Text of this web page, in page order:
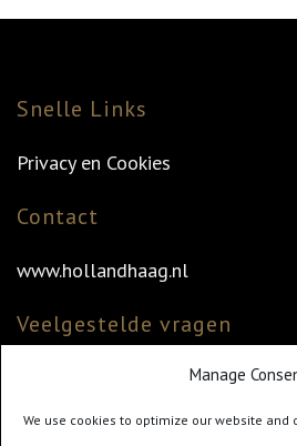
Manage
We use cookies to optimize our website and
Snelle Links
Privacy en Cookies
Contact
www.hollandhaag.nl
Veelgestelde vragen
Veelgestelde vragen